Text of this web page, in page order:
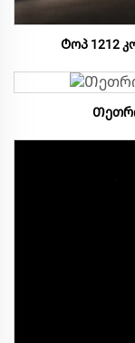
Ტოპ 1212